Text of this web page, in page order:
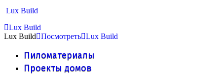
Lux Build
Lux Build
Lux Build
Посмотреть Lux Build
Пиломатериалы
Проекты домов